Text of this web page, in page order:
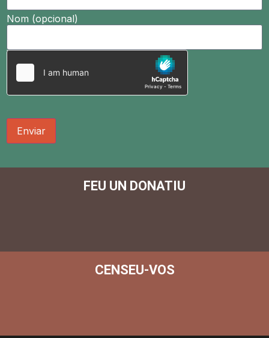
Nom (opcional)
Enviar
FEU UN DONATIU
CENSEU-VOS